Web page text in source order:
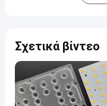
με
φακό
διάταξης
οπτικών
Σχετικά βίντεο